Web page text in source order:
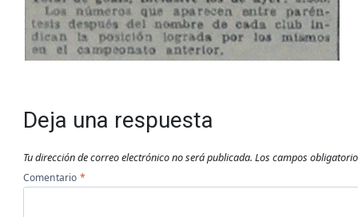
Deja una respuesta
Tu dirección de correo electrónico no será publicada. Los campos
Comentario *